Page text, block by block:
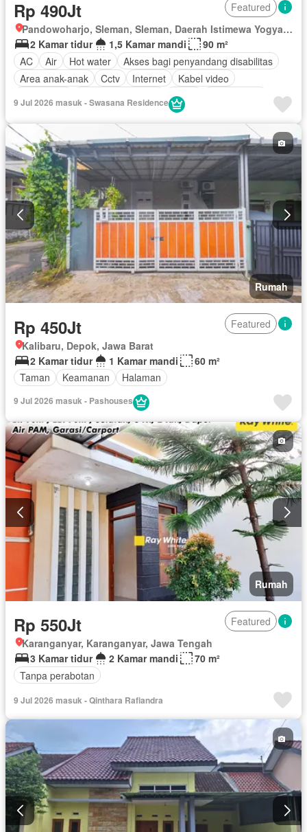
Rp 490Jt
Featured
Pandowoharjo, Sleman, Sleman, Daerah Istimewa Yogyakarta
2 Kamar tidur
1,5 Kamar mandi
90 m²
AC
Air Hot water
Akses bagi penyandang disabilitas
Area anak-anak
Cctv Internet
Kabel video
Listrik
Pemandangan panorama
Taman
Televisi
Halaman
Wifi
Tanpa perabotan
9 Jul 2026 masuk - Swasana Residence
Rumah
Rp 450Jt
Featured
Kalibaru, Depok, Jawa Barat
2 Kamar tidur
1 Kamar mandi
60 m²
Taman
Keamanan Halaman
9 Jul 2026 masuk - Pashouses
Rumah
Rp 550Jt
Featured
Karanganyar, Karanganyar, Jawa Tengah
3 Kamar tidur
2 Kamar mandi
70 m²
Tanpa perabotan
9 Jul 2026 masuk - Qinthara Rafiandra